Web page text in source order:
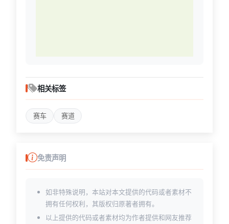
相关标签
赛车 赛道
免责声明
如非特殊说明，本站对本文提供的代码或者素材不
拥有任何权利，其版权归原著者拥有。
以上提供的代码或者素材均为作者提供和网友推荐